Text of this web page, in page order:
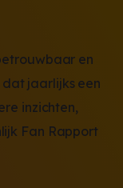
en
jaarlijks een
inzichten,
Fan Rapport